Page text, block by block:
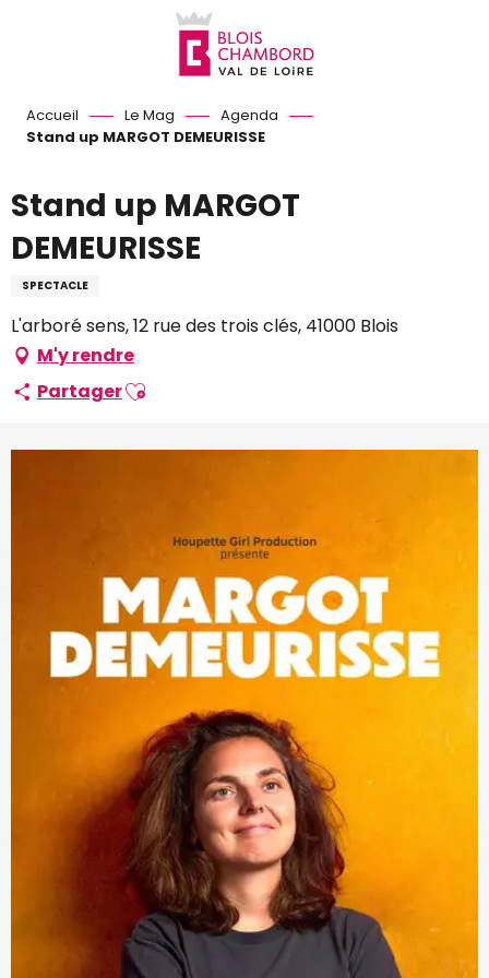
Accueil Le Mag
Agenda
Stand up MARGOT DEMEURISSE
Stand up MARGOT
DEMEURISSE
SPECTACLE
L'arboré sens, 12 rue des trois clés, 41000 Blois
M'y rendre
PartagerAjouter aux favoris